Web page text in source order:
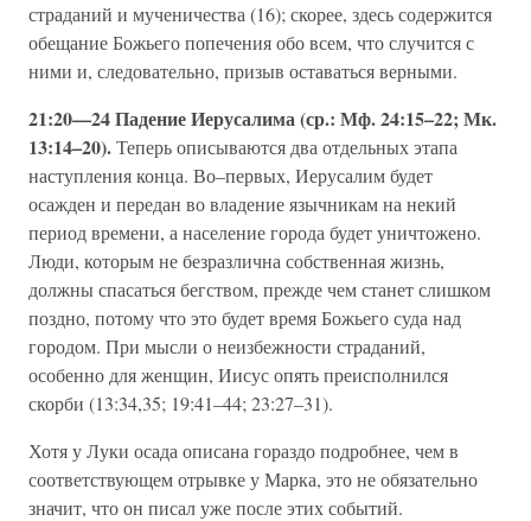
страданий и мученичества (16); скорее, здесь содержится
обещание Божьего попечения обо всем, что случится с
ними и, следовательно, призыв оставаться верными.
21:20—24 Падение Иерусалима (ср.: Мф. 24:15–22; Мк.
13:14–20).Теперь описываются два отдельных этапа
наступления конца. Во–первых, Иерусалим будет
осажден и передан во владение язычникам на некий
период времени, а население города будет уничтожено.
Люди, которым не безразлична собственная жизнь,
должны спасаться бегством, прежде чем станет слишком
поздно, потому что это будет время Божьего суда над
городом. При мысли о неизбежности страданий,
особенно для женщин, Иисус опять преисполнился
скорби (13:34,35; 19:41–44; 23:27–31).
Хотя у Луки осада описана гораздо подробнее, чем в
соответствующем отрывке у Марка, это не обязательно
значит, что он писал уже после этих событий.